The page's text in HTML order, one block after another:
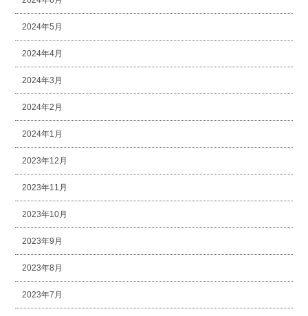
2024年5月
2024年4月
2024年3月
2024年2月
2024年1月
2023年12月
2023年11月
2023年10月
2023年9月
2023年8月
2023年7月